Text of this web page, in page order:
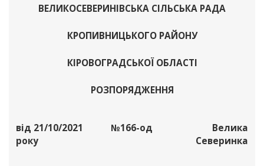
ВЕЛИКОСЕВЕРИНІВСЬКА СІЛЬСЬКА РАДА
КРОПИВНИЦЬКОГО РАЙОНУ
КІРОВОГРАДСЬКОЇ ОБЛАСТІ
РОЗПОРЯДЖЕННЯ
від 21/10/2021
року
№166-од
Велика
Северинка